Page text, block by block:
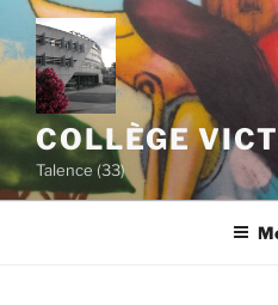
Aller
au
contenu
principal
COLLÈGE
Talence (33)